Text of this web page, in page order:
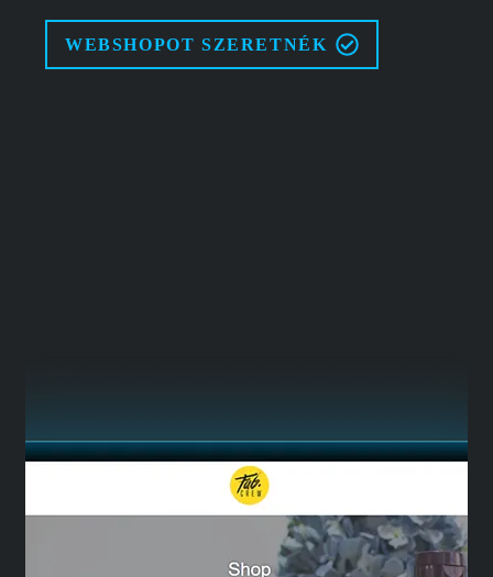
WEBSHOPOT SZERETNÉK